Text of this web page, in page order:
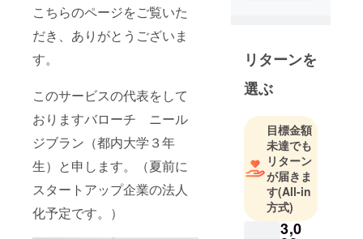
こちらのページをご覧いた
だき、ありがとうございま
す。
このサービスの代表をして
おりますバローチ ニール
ジブラン（都内大学３年
生）と申します。（夏前に
スタートアップ企業の法人
化予定です。）
リターンを
選ぶ
目標金額
未達でも
リターン
が届きま
す(All-in
方式)
3,0